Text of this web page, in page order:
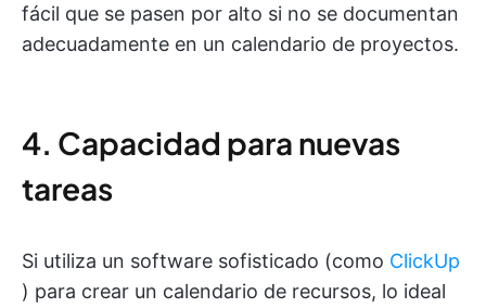
fácil que se pasen por alto si no se documentan
adecuadamente en un calendario de proyectos.
4. Capacidad para nuevas
tareas
Si utiliza un software sofisticado (como ClickUp
) para crear un calendario de recursos, lo ideal